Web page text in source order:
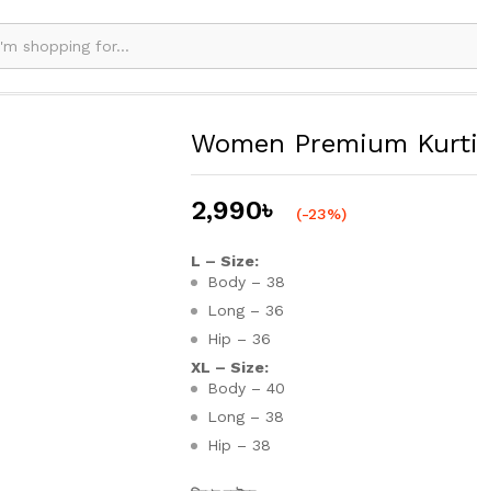
Women Premium Kurti
2,990৳ (-23%)
L – Size:
Body – 38
Long – 36
Hip – 36
XL – Size:
Body – 40
Long – 38
Hip – 38